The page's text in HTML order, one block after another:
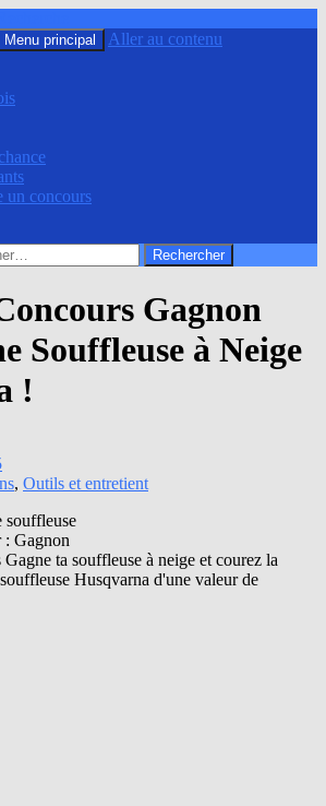
Menu principal Aller au contenu
un concours
Gagnon
Souffleuse à Neige
!
, Outils et entretient
: Gagnon
ta souffleuse à neige et courez la
Husqvarna d'une valeur de